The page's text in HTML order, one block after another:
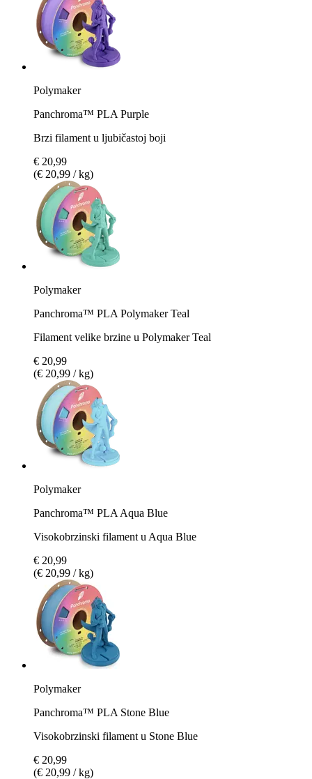
Polymaker
Panchroma™ PLA Purple
Brzi filament u ljubičastoj boji
€ 20,99
(€ 20,99 / kg)
Polymaker
Panchroma™ PLA Polymaker Teal
Filament velike brzine u Polymaker Teal
€ 20,99
(€ 20,99 / kg)
Polymaker
Panchroma™ PLA Aqua Blue
Visokobrzinski filament u Aqua Blue
€ 20,99
(€ 20,99 / kg)
Polymaker
Panchroma™ PLA Stone Blue
Visokobrzinski filament u Stone Blue
€ 20,99
(€ 20,99 / kg)